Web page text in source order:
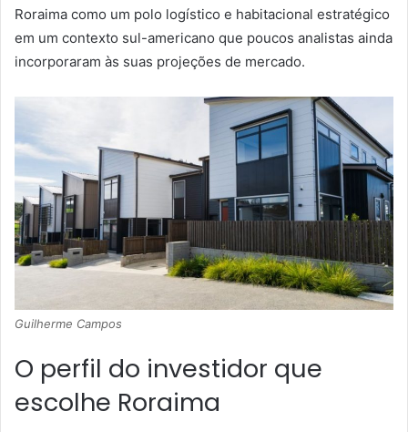
Roraima como um polo logístico e habitacional estratégico
em um contexto sul-americano que poucos analistas ainda
incorporaram às suas projeções de mercado.
Guilherme Campos
O perfil do investidor que
escolhe Roraima